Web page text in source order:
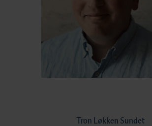
Tron Løkken Sundet